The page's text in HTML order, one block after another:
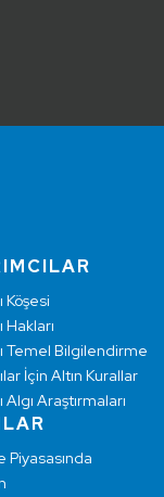
Köşesi
Hakları
Temel Bilgilendirme
İçin Altın Kurallar
Algı Araştırmaları
Piyasasında